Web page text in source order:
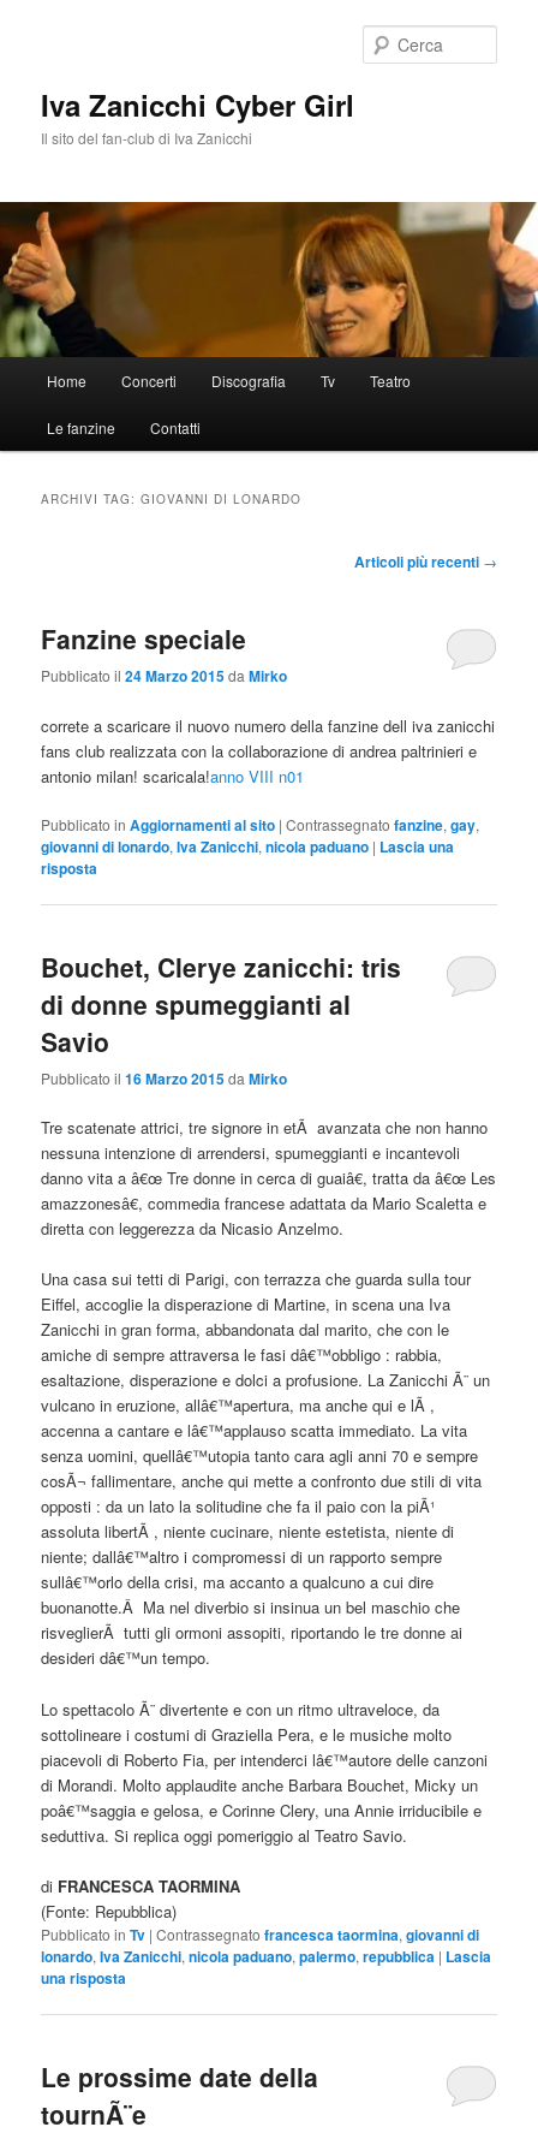
Iva Zanicchi Cyber Girl
Il sito del fan-club di Iva Zanicchi
principale
Home Concerti Discografia Tv Teatro
Le fanzine Contatti
ARCHIVI TAG:GIOVANNI DI LONARDO
Articoli più recenti →
Fanzine speciale
Pubblicato il24 Marzo 2015daMirko
correte a scaricare il nuovo numero della fanzine dell iva zanicchi
fans club realizzata con la collaborazione di andrea paltrinieri e
antonio milan! scaricala!anno VIII n01
Pubblicato in Aggiornamenti al sito |Contrassegnato fanzine,gay,
giovanni di lonardo,Iva Zanicchi,nicola paduano | Lascia una
risposta
Bouchet, Clerye zanicchi: tris
di donne spumeggianti al
Savio
Pubblicato il16 Marzo 2015daMirko
Tre scatenate attrici, tre signore in etÃ avanzata che non hanno
nessuna intenzione di arrendersi, spumeggianti e incantevoli
danno vita a â€œ Tre donne in cerca di guaiâ€, tratta da â€œ Les
amazzonesâ€, commedia francese adattata da Mario Scaletta e
diretta con leggerezza da Nicasio Anzelmo.
Una casa sui tetti di Parigi, con terrazza che guarda sulla tour
Eiffel, accoglie la disperazione di Martine, in scena una Iva
Zanicchi in gran forma, abbandonata dal marito, che con le
amiche di sempre attraversa le fasi dâ€™obbligo : rabbia,
esaltazione, disperazione e dolci a profusione. La Zanicchi Ã¨ un
vulcano in eruzione, allâ€™apertura, ma anche qui e lÃ ,
accenna a cantare e lâ€™applauso scatta immediato. La vita
senza uomini, quellâ€™utopia tanto cara agli anni 70 e sempre
cosÃ¬ fallimentare, anche qui mette a confronto due stili di vita
opposti : da un lato la solitudine che fa il paio con la piÃ¹
assoluta libertÃ , niente cucinare, niente estetista, niente di
niente; dallâ€™altro i compromessi di un rapporto sempre
sullâ€™orlo della crisi, ma accanto a qualcuno a cui dire
buonanotte.Â Ma nel diverbio si insinua un bel maschio che
risveglierÃ tutti gli ormoni assopiti, riportando le tre donne ai
desideri dâ€™un tempo.
Lo spettacolo Ã¨ divertente e con un ritmo ultraveloce, da
sottolineare i costumi di Graziella Pera, e le musiche molto
piacevoli di Roberto Fia, per intenderci lâ€™autore delle canzoni
di Morandi. Molto applaudite anche Barbara Bouchet, Micky un
poâ€™saggia e gelosa, e Corinne Clery, una Annie irriducibile e
seduttiva. Si replica oggi pomeriggio al Teatro Savio.
di FRANCESCA TAORMINA
(Fonte: Repubblica)
Pubblicato in Tv |Contrassegnato francesca taormina,giovanni di
lonardo,Iva Zanicchi,nicola paduano,palermo,repubblica | Lascia
una risposta
Le prossime date della
tournÃ¨e